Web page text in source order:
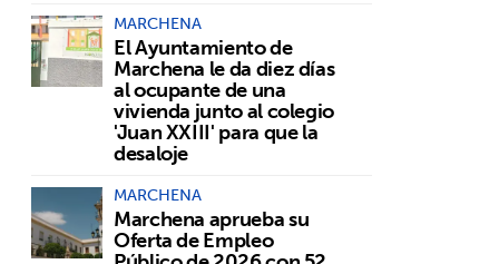
MARCHENA
El Ayuntamiento de
Marchena le da diez días
al ocupante de una
vivienda junto al colegio
'Juan XXIII' para que la
desaloje
MARCHENA
Marchena aprueba su
Oferta de Empleo